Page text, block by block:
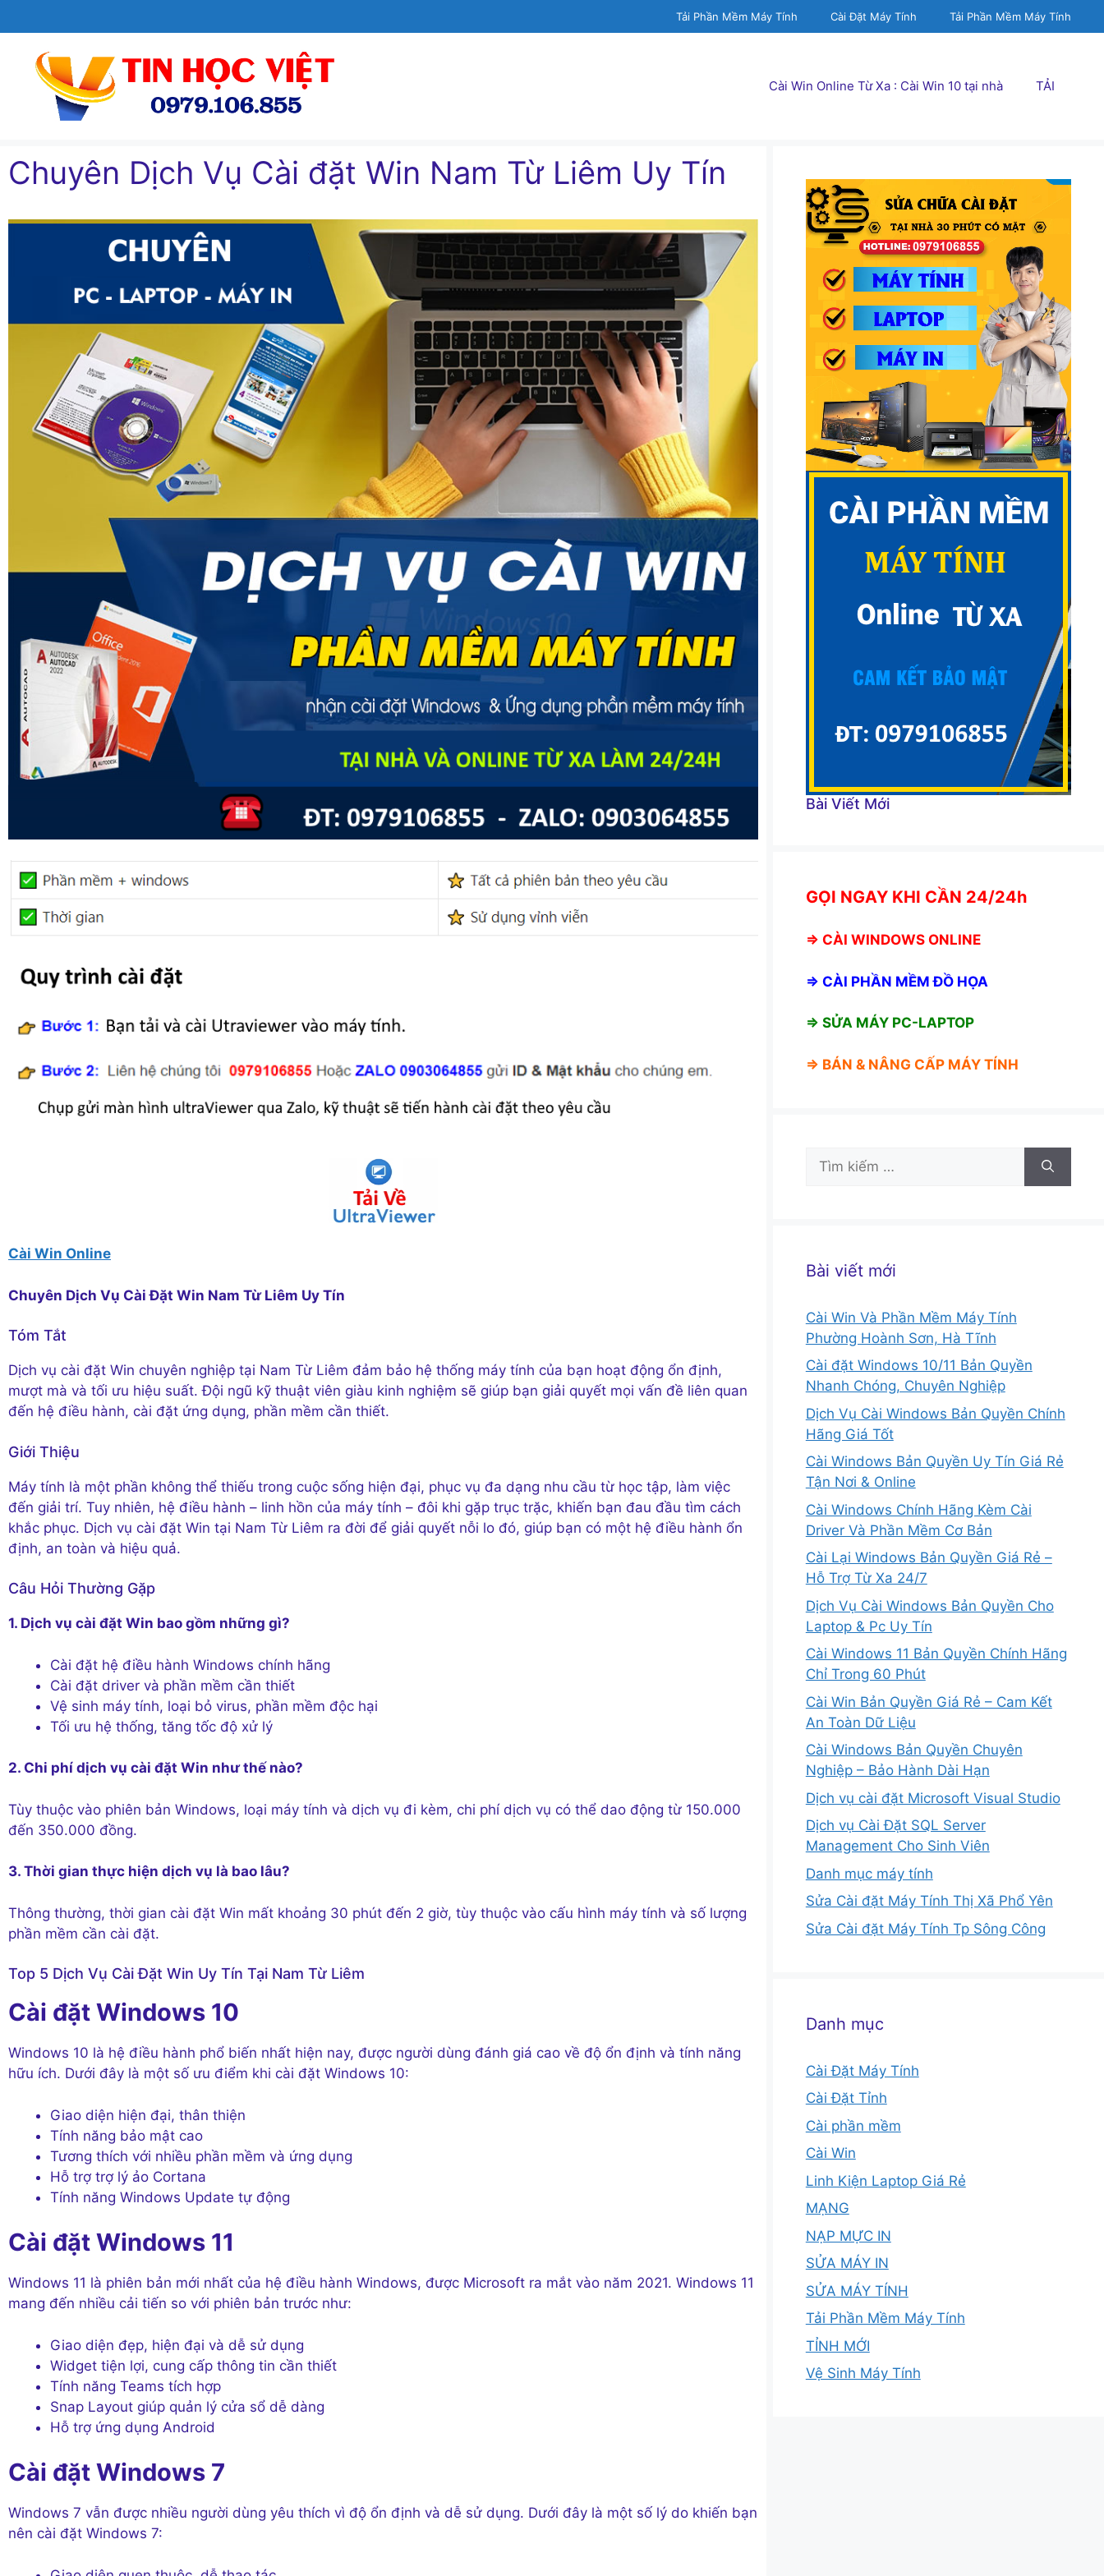
đến
Tải Phần Mềm Máy Tính Cài Đặt Máy Tính Tải Phần Mềm Máy Tính
Cài Win Online Từ Xa : Cài Win 10 tại nhà TẢI
Chuyên Dịch Vụ Cài đặt Win Nam Từ Liêm Uy Tín
Cài Win Online
Chuyên Dịch Vụ Cài Đặt Win Nam Từ Liêm Uy Tín
Tóm Tắt
Dịch vụ cài đặt Win chuyên nghiệp tại Nam Từ Liêm đảm bảo hệ thống máy tính của bạn hoạt động ổn định,
mượt mà và tối ưu hiệu suất. Đội ngũ kỹ thuật viên giàu kinh nghiệm sẽ giúp bạn giải quyết mọi vấn đề liên quan
đến hệ điều hành, cài đặt ứng dụng, phần mềm cần thiết.
Giới Thiệu
Máy tính là một phần không thể thiếu trong cuộc sống hiện đại, phục vụ đa dạng nhu cầu từ học tập, làm việc
đến giải trí. Tuy nhiên, hệ điều hành – linh hồn của máy tính – đôi khi gặp trục trặc, khiến bạn đau đầu tìm cách
khắc phục. Dịch vụ cài đặt Win tại Nam Từ Liêm ra đời để giải quyết nỗi lo đó, giúp bạn có một hệ điều hành ổn
định, an toàn và hiệu quả.
Câu Hỏi Thường Gặp
1. Dịch vụ cài đặt Win bao gồm những gì?
Cài đặt hệ điều hành Windows chính hãng
Cài đặt driver và phần mềm cần thiết
Vệ sinh máy tính, loại bỏ virus, phần mềm độc hại
Tối ưu hệ thống, tăng tốc độ xử lý
2. Chi phí dịch vụ cài đặt Win như thế nào?
Tùy thuộc vào phiên bản Windows, loại máy tính và dịch vụ đi kèm, chi phí dịch vụ có thể dao động từ 150.000
đến 350.000 đồng.
3. Thời gian thực hiện dịch vụ là bao lâu?
Thông thường, thời gian cài đặt Win mất khoảng 30 phút đến 2 giờ, tùy thuộc vào cấu hình máy tính và số lượng
phần mềm cần cài đặt.
Top 5 Dịch Vụ Cài Đặt Win Uy Tín Tại Nam Từ Liêm
Cài đặt Windows 10
Windows 10 là hệ điều hành phổ biến nhất hiện nay, được người dùng đánh giá cao về độ ổn định và tính năng
hữu ích. Dưới đây là một số ưu điểm khi cài đặt Windows 10:
Giao diện hiện đại, thân thiện
Tính năng bảo mật cao
Tương thích với nhiều phần mềm và ứng dụng
Hỗ trợ trợ lý ảo Cortana
Tính năng Windows Update tự động
Cài đặt Windows 11
Windows 11 là phiên bản mới nhất của hệ điều hành Windows, được Microsoft ra mắt vào năm 2021. Windows 11
mang đến nhiều cải tiến so với phiên bản trước như:
Giao diện đẹp, hiện đại và dễ sử dụng
Widget tiện lợi, cung cấp thông tin cần thiết
Tính năng Teams tích hợp
Snap Layout giúp quản lý cửa sổ dễ dàng
Hỗ trợ ứng dụng Android
Cài đặt Windows 7
Windows 7 vẫn được nhiều người dùng yêu thích vì độ ổn định và dễ sử dụng. Dưới đây là một số lý do khiến bạn
nên cài đặt Windows 7:
Bài Viết Mới
GỌI NGAY KHI CẦN 24/24h
⇒ CÀI WINDOWS ONLINE
⇒ CÀI PHẦN MỀM ĐỒ HỌA
⇒ SỬA MÁY PC-LAPTOP
⇒ BÁN & NÂNG CẤP MÁY TÍNH
Tìm
kiếm
Bài viết mới
Cài Win Và Phần Mềm Máy Tính
Phường Hoành Sơn, Hà Tĩnh
Cài đặt Windows 10/11 Bản Quyền
Nhanh Chóng, Chuyên Nghiệp
Dịch Vụ Cài Windows Bản Quyền Chính
Hãng Giá Tốt
Cài Windows Bản Quyền Uy Tín Giá Rẻ
Tận Nơi & Online
Cài Windows Chính Hãng Kèm Cài
Driver Và Phần Mềm Cơ Bản
Cài Lại Windows Bản Quyền Giá Rẻ –
Hỗ Trợ Từ Xa 24/7
Dịch Vụ Cài Windows Bản Quyền Cho
Laptop & Pc Uy Tín
Cài Windows 11 Bản Quyền Chính Hãng
Chỉ Trong 60 Phút
Cài Win Bản Quyền Giá Rẻ – Cam Kết
An Toàn Dữ Liệu
Cài Windows Bản Quyền Chuyên
Nghiệp – Bảo Hành Dài Hạn
Dịch vụ cài đặt Microsoft Visual Studio
Dịch vụ Cài Đặt SQL Server
Management Cho Sinh Viên
Danh mục máy tính
Sửa Cài đặt Máy Tính Thị Xã Phổ Yên
Sửa Cài đặt Máy Tính Tp Sông Công
Danh mục
Cài Đặt Máy Tính
Cài Đặt Tỉnh
Cài phần mềm
Cài Win
Linh Kiện Laptop Giá Rẻ
MẠNG
NẠP MỰC IN
SỬA MÁY IN
SỬA MÁY TÍNH
Tải Phần Mềm Máy Tính
TỈNH MỚI
Vệ Sinh Máy Tính